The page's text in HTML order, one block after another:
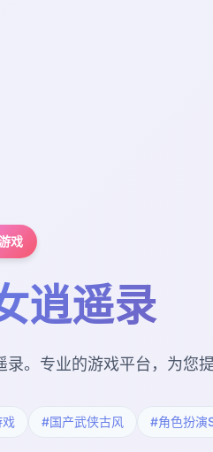
戏
逍遥录
录。专业的游戏平台，为您
#国产武侠古风 #角色扮演